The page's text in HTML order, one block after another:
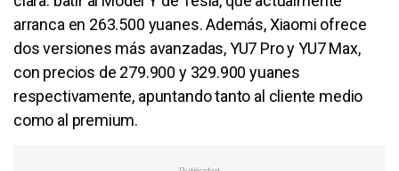
arranca en 263.500 yuanes. Además, Xiaomi ofrece
dos versiones más avanzadas, YU7 Pro y YU7 Max,
con precios de 279.900 y 329.900 yuanes
respectivamente, apuntando tanto al cliente medio
como al premium.